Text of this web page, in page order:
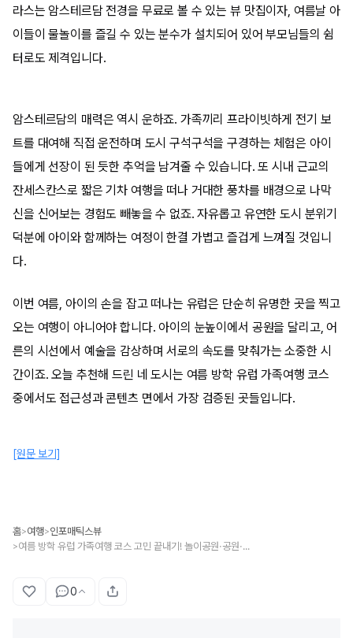
라스는 암스테르담 전경을 무료로 볼 수 있는 뷰 맛집이자, 여름날 아
이들이 물놀이를 즐길 수 있는 분수가 설치되어 있어 부모님들의 쉼
터로도 제격입니다.
암스테르담의 매력은 역시 운하죠. 가족끼리 프라이빗하게 전기 보
트를 대여해 직접 운전하며 도시 구석구석을 구경하는 체험은 아이
들에게 선장이 된 듯한 추억을 남겨줄 수 있습니다. 또 시내 근교의
잔세스칸스로 짧은 기차 여행을 떠나 거대한 풍차를 배경으로 나막
신을 신어보는 경험도 빼놓을 수 없죠. 자유롭고 유연한 도시 분위기
덕분에 아이와 함께하는 여정이 한결 가볍고 즐겁게 느껴질 것입니
다.
이번 여름, 아이의 손을 잡고 떠나는 유럽은 단순히 유명한 곳을 찍고
오는 여행이 아니어야 합니다. 아이의 눈높이에서 공원을 달리고, 어
른의 시선에서 예술을 감상하며 서로의 속도를 맞춰가는 소중한 시
간이죠. 오늘 추천해 드린 네 도시는 여름 방학 유럽 가족여행 코스
중에서도 접근성과 콘텐츠 면에서 가장 검증된 곳들입니다.
[원문 보기]
홈>여행>인포매틱스뷰
> 여름 방학 유럽 가족여행 코스 고민 끝내기! 놀이공원·공원·박물관 꿀조합 도시
0